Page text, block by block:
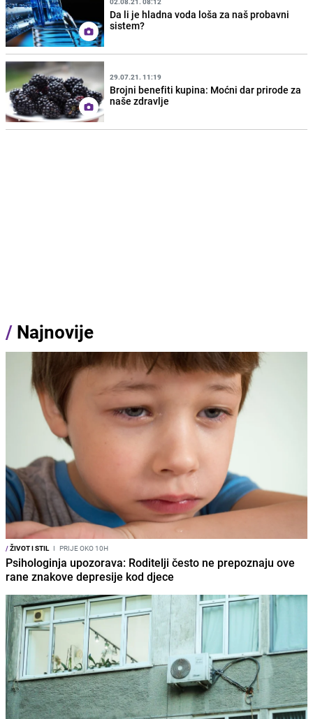
Da li je hladna voda loša za naš probavni
sistem?
29.07.21. 11:19
Brojni benefiti kupina: Moćni dar prirode za
naše zdravlje
/ Najnovije
/ŽIVOT I STIL I PRIJE OKO 10H
Psihologinja upozorava: Roditelji često ne prepoznaju ove
rane znakove depresije kod djece